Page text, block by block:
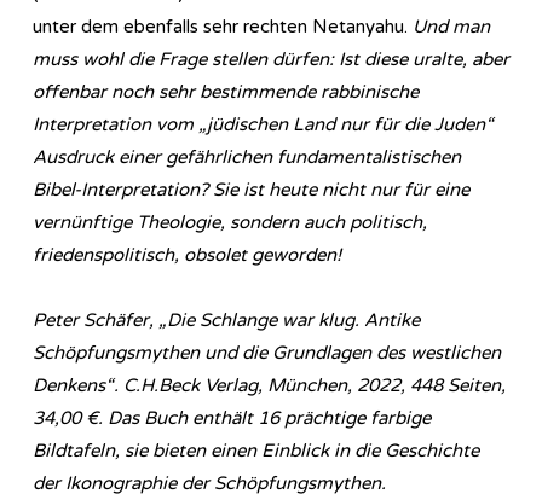
unter dem ebenfalls sehr rechten Netanyahu. Und man
muss wohl die Frage stellen dürfen: Ist diese uralte, aber
offenbar noch sehr bestimmende rabbinische
Interpretation vom „jüdischen Land nur für die Juden“
Ausdruck einer gefährlichen fundamentalistischen
Bibel-Interpretation? Sie ist heute nicht nur für eine
vernünftige Theologie, sondern auch politisch,
friedenspolitisch, obsolet geworden!
Peter Schäfer, „Die Schlange war klug. Antike
Schöpfungsmythen und die Grundlagen des westlichen
Denkens“. C.H.Beck Verlag, München, 2022, 448 Seiten,
34,00 €. Das Buch enthält 16 prächtige farbige
Bildtafeln, sie bieten einen Einblick in die Geschichte
der Ikonographie der Schöpfungsmythen.